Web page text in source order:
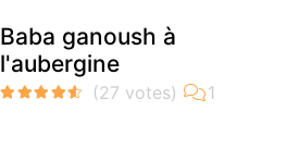
Baba ganoush à
l'aubergine